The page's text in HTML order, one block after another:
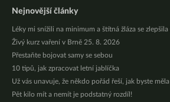
Nejnovější články
Léky mi snížili na minimum a štítná žláza se
Živý kurz vaření v Brně 25. 8. 2026
Přestaňte bojovat samy se sebou
10 tipů, jak zpracovat letní jablíčka
Už vás unavuje, že někdo pořád řeší, jak byste
Pět kilo mít a nemít je podstatný rozdíl!